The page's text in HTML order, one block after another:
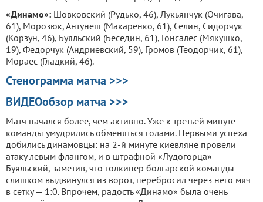
«Динамо»: Шовковский (Рудько, 46), Лукьянчук (Очигава,
61), Морозюк, Антунеш (Макаренко, 61), Селин, Сидорчук
(Корзун, 46), Буяльский (Беседин, 61), Гонсалес (Мякушко,
19), Федорчук (Андриевский, 59), Громов (Теодорчик, 61),
Мораес (Гладкий, 46).
Стенограмма матча >>>
ВИДЕОобзор матча >>>
Матч начался более, чем активно. Уже к третьей минуте
команды умудрились обменяться голами. Первыми успеха
добились динамовцы: на 2-й минуте киевляне провели
атаку левым флангом, и в штрафной «Лудогорца»
Буяльский, заметив, что голкипер болгарской команды
слишком выдвинулся из ворот, перебросил через него мяч
в сетку — 1:0. Впрочем, радость «Динамо» была очень